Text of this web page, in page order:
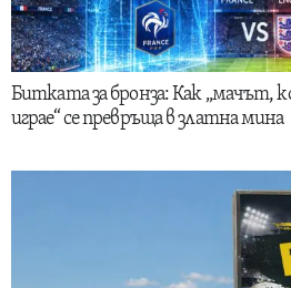
Битката за бронза: Как „мачът,
играе“ се превръща в златна мина